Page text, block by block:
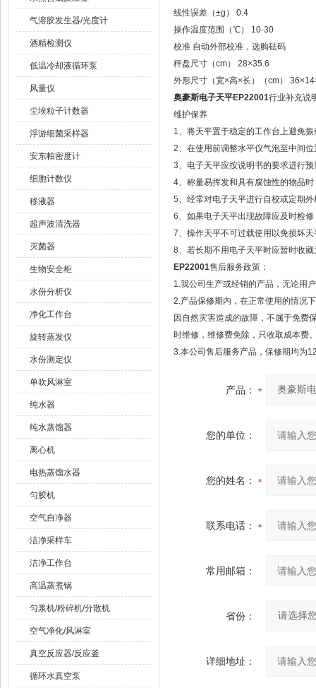
气溶胶发生器/光度计
酒精检测仪
低温冷却液循环泵
风量仪
尘埃粒子计数器
浮游细菌采样器
安东帕密度计
细胞计数仪
移液器
超声波清洗器
灭菌器
生物安全柜
水份分析仪
净化工作台
旋转蒸发仪
水份测定仪
单吹风淋室
纯水器
纯水蒸馏器
离心机
电热蒸馏水器
匀胶机
空气自净器
洁净采样车
洁净工作台
高温蒸煮锅
匀浆机/粉碎机/分散机
空气净化/风淋室
真空反应器/反应釜
循环水真空泵
线性误差（±g） 0.4
操作温度范围（℃） 10-30
校准 自动外部校准，选购砝码
秤盘尺寸（cm） 28×35.6
外形尺寸（宽×高×长）（cm）
奥豪斯电子天平EP22001行业补充说
维护保养
1、将天平置于稳定的工作台上避免
2、在使用前调整水平仪气泡至中间位
3、电子天平应按说明书的要求进行预
4、称量易挥发和具有腐蚀性的物品
5、经常对电子天平进行自校或定期
6、如果电子天平出现故障应及时检修
7、操作天平不可过载使用以免损坏天
8、若长期不用电子天平时应暂时收藏
EP22001售后服务政策：
1.我公司生产或经销的产品，无论用
2.产品保修期内，在正常使用的情况
因自然灾害造成的故障，不属于免费
时维修，维修费免除，只收取成本费
3.本公司售后服务产品，保修期均为
产品：
您的单位：
您的姓名：
联系电话：
常用邮箱：
省份：
详细地址：